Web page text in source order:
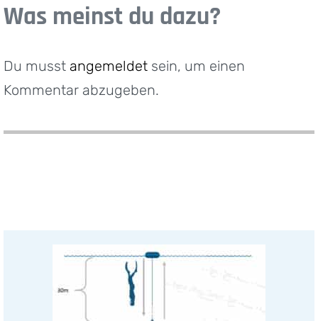
Was meinst du dazu?
Du musst angemeldet sein, um einen
Kommentar abzugeben.